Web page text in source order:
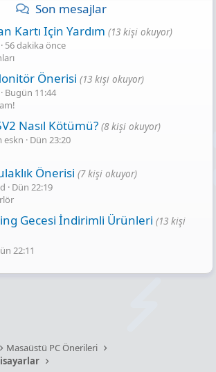
Son mesajlar
Kartı Için Yardım (13 kişi okuyor)
56 dakika önce
Önerisi (13 kişi okuyor)
Bugün 11:44
Nasıl Kötümü? (8 kişi okuyor)
eskn
Dün 23:20
Önerisi (7 kişi okuyor)
Dün 22:19
Gecesi̇ İndi̇ri̇mli̇ Ürünleri̇ (13 kişi
22:11
Masaüstü PC Önerileri